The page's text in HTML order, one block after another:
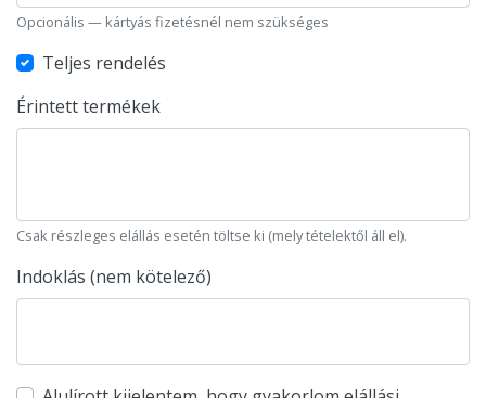
Opcionális — kártyás fizetésnél nem szükséges
Teljes rendelés
Érintett termékek
Csak részleges elállás esetén töltse ki (mely tételektől áll el).
Indoklás (nem kötelező)